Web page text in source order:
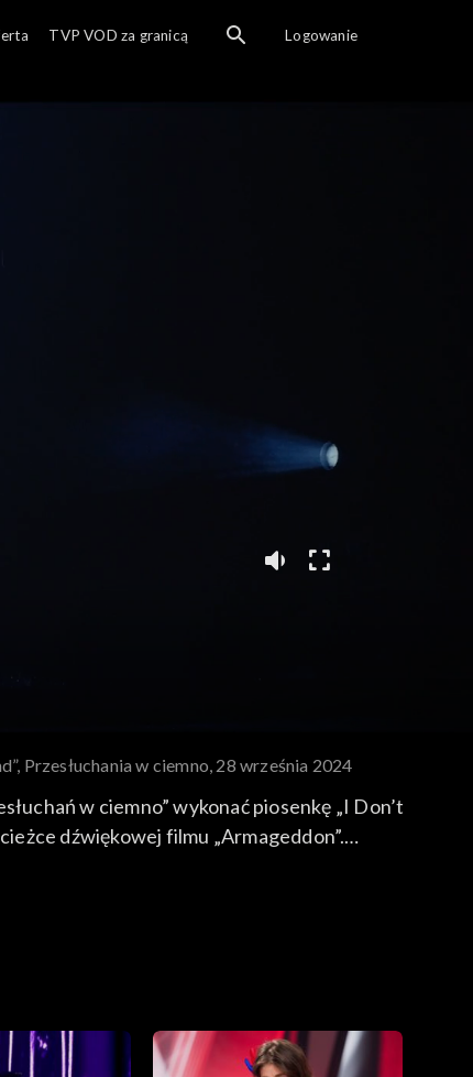
Przesłuchania w ciemno, 28 września 2024
w ciemno” wykonać piosenkę „I Don’t
dźwiękowej filmu „Armageddon”.
TVP VOD za granicą Logowanie